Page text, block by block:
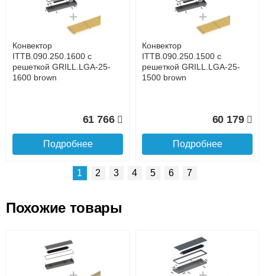
до подъезда
времени
Банковской картой при получении товара как при
доставке, так и самовывозом
Интернет-деньгами (Yandex-деньги, Web-money,
Qiwi-кошельки и другие).
Безналичный расчёт (возможно и с НДС)
подробнее...
Конвектор
ITTB.090.250.1600 с
решеткой GRILL.LGA-25-
1600 brown
61 766
Подробнее
Конвектор
ITTB.090.250.1500 с
решеткой GRILL.LGA-25-
1500 brown
60 179
Подробнее
ITTB.090.250.1400 с
решеткой GRILL.LGA-25-
1400 brown
ITTB.090.250.1300 с
решеткой GRILL.LGA-25-
1300 brown
1 2 3 4 5 6 7
Похожие товары